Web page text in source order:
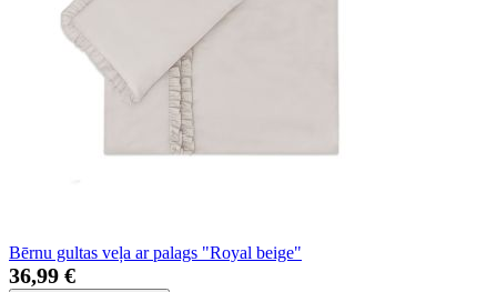
Bērnu gultas veļa ar palags "Royal beige"
36,99 €